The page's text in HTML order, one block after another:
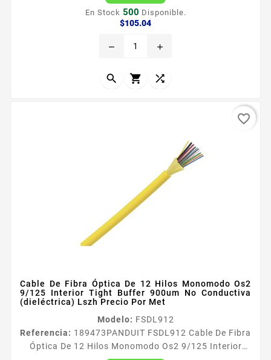
(dieléctrica) Ofnp (plenum) Preci Especificaciones
teacutecnicas Tight Buffer 900mum Revestimiento de
incremento cada 2 pies Coacutedigo de colores
Dieleacutectrica Tipo Riser OFNR Cumplimiento de...
En Stock 500 Disponible.
$105.04Precio
remove add
  
Cable De Fibra Óptica De 12 Hilos Monomodo Os2
9/125 Interior Tight Buffer 900um No Conductiva
(dieléctrica) Lszh Precio Por Met
Modelo: FSDL912
Referencia: 189473PANDUIT FSDL912 Cable De Fibra
Óptica De 12 Hilos Monomodo Os2 9/125 Interior
favorite_border